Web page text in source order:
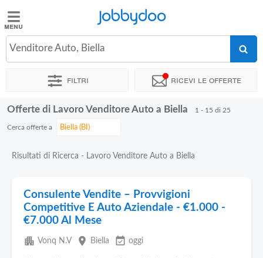
Jobbydoo
Offerte
Stipendi
Elenco
Blog
Jobbydoo
Venditore Auto, Biella
Filtri Ricevi le offerte
Offerte di Lavoro Venditore Auto a Biella 1 - 15 di 25
Cerca offerte a
Risultati di Ricerca - Lavoro Venditore Auto a Biella
Consulente Vendite – Provvigioni
Competitive E Auto Aziendale - €1.000 -
€7.000 Al Mese
apartment Vonq N.V place Biella event_available oggi